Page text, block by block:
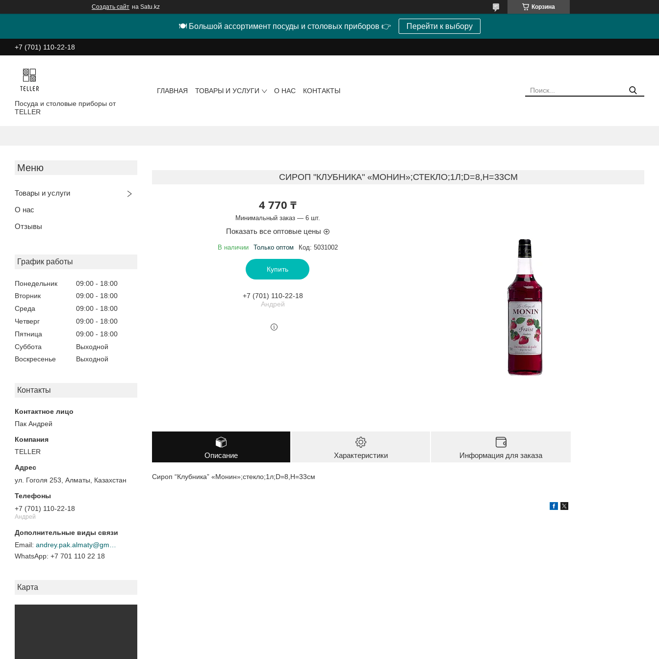
Создать сайт на Satu.kz Корзина
🍽 Большой ассортимент посуды и столовых приборов 👉 Перейти к выбору
+7 (701) 110-22-18
Посуда и столовые приборы от
TELLER
ГЛАВНАЯ ТОВАРЫ И УСЛУГИ О НАС КОНТАКТЫ
Товары и услуги
О нас
Отзывы
График работы
Понедельник 09:00
18:00
Вторник
09:00
18:00
Среда
09:00
18:00
Четверг
09:00
18:00
Пятница
09:00
18:00
Суббота
Выходной
Воскресенье
Выходной
Контакты
Пак Андрей
TELLER
ул. Гоголя 253, Алматы, Казахстан
+7 (701) 110-22-18
Андрей
+7 701 110 22 18
Карта
СИРОП "КЛУБНИКА" «МОНИН»;СТЕКЛО;1Л;D=8,H=33СМ
4 770 ₸
Минимальный заказ — 6 шт.
Показать все оптовые цены
В наличии Только оптом Код: 5031002
Купить
+7 (701) 110-22-18
Андрей
Описание Характеристики Информация для заказа
Сироп “Клубника” «Монин»;стекло;1л;D=8,H=33см